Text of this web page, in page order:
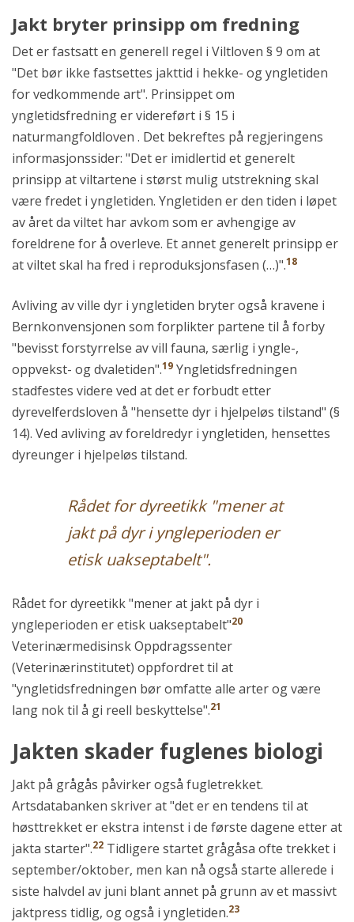
Jakt bryter prinsipp om fredning
Det er fastsatt en generell regel i Viltloven § 9 om at
"Det bør ikke fastsettes jakttid i hekke- og yngletiden
for vedkommende art". Prinsippet om
yngletidsfredning er videreført i § 15 i
naturmangfoldloven . Det bekreftes på regjeringens
informasjonssider: "Det er imidlertid et generelt
prinsipp at viltartene i størst mulig utstrekning skal
være fredet i yngletiden. Yngletiden er den tiden i løpet
av året da viltet har avkom som er avhengige av
foreldrene for å overleve. Et annet generelt prinsipp er
at viltet skal ha fred i reproduksjonsfasen (…)".18
Avliving av ville dyr i yngletiden bryter også kravene i
Bernkonvensjonen som forplikter partene til å forby
"bevisst forstyrrelse av vill fauna, særlig i yngle-,
oppvekst- og dvaletiden".19 Yngletidsfredningen
stadfestes videre ved at det er forbudt etter
dyrevelferdsloven å "hensette dyr i hjelpeløs tilstand" (§
14). Ved avliving av foreldredyr i yngletiden, hensettes
dyreunger i hjelpeløs tilstand.
Rådet for dyreetikk "mener at
jakt på dyr i yngleperioden er
etisk uakseptabelt".
Rådet for dyreetikk "mener at jakt på dyr i
yngleperioden er etisk uakseptabelt"20
Veterinærmedisinsk Oppdragssenter
(Veterinærinstitutet) oppfordret til at
"yngletidsfredningen bør omfatte alle arter og være
lang nok til å gi reell beskyttelse".21
Jakten skader fuglenes biologi
Jakt på grågås påvirker også fugletrekket.
Artsdatabanken skriver at "det er en tendens til at
høsttrekket er ekstra intenst i de første dagene etter at
jakta starter".22 Tidligere startet grågåsa ofte trekket i
september/oktober, men kan nå også starte allerede i
siste halvdel av juni blant annet på grunn av et massivt
jaktpress tidlig, og også i yngletiden.23